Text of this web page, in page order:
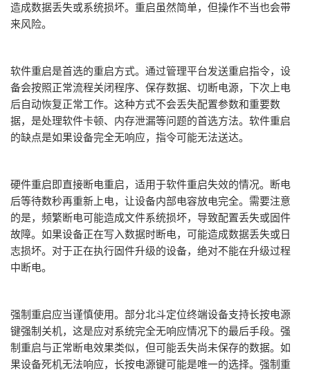
造成数据丢失或系统损坏。重启虽然简单，但操作不当也会带
来风险。
软件重启是首选的重启方式。通过管理平台发送重启指令，设
备会按照正常流程关闭程序、保存数据、切断电源，下次上电
后自动恢复正常工作。这种方式不会丢失配置参数和重要数
据，是处理软件卡顿、内存泄漏等问题的首选方法。软件重启
的缺点是如果设备完全无响应，指令可能无法送达。
硬件重启即直接断电重启，适用于软件重启失效的情况。断电
后等待数秒再重新上电，让设备内部电容放电完全。需要注意
的是，频繁断电可能造成文件系统损坏，导致配置丢失或固件
故障。如果设备正在写入数据时断电，可能造成数据丢失或日
志损坏。对于正在执行固件升级的设备，绝对不能在升级过程
中断电。
强制重启应当谨慎使用。部分北斗定位终端设备支持长按电源
键强制关机，这是应对系统完全无响应情况下的最后手段。强
制重启与正常断电效果类似，但可能丢失尚未保存的数据。如
果设备死机无法响应，长按电源键可能是唯一的选择。强制重